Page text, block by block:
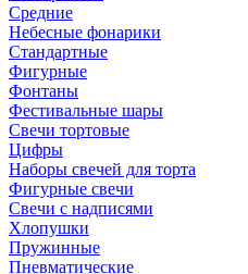
Средние
Небесные фонарики
Стандартные
Фигурные
Фонтаны
Фестивальные шары
Свечи тортовые
Цифры
Наборы свечей для торта
Фигурные свечи
Свечи с надписями
Хлопушки
Пружинные
Пневматические